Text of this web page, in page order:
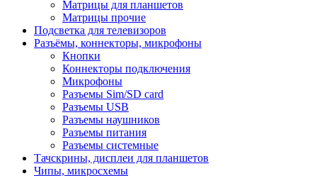
Матрицы для планшетов
Матрицы прочие
Подсветка для телевизоров
Разъёмы, коннекторы, микрофоны
Кнопки
Коннекторы подключения
Микрофоны
Разъемы Sim/SD card
Разъемы USB
Разъемы наушников
Разъемы питания
Разъемы системные
Тачскрины, дисплеи для планшетов
Чипы, микросхемы